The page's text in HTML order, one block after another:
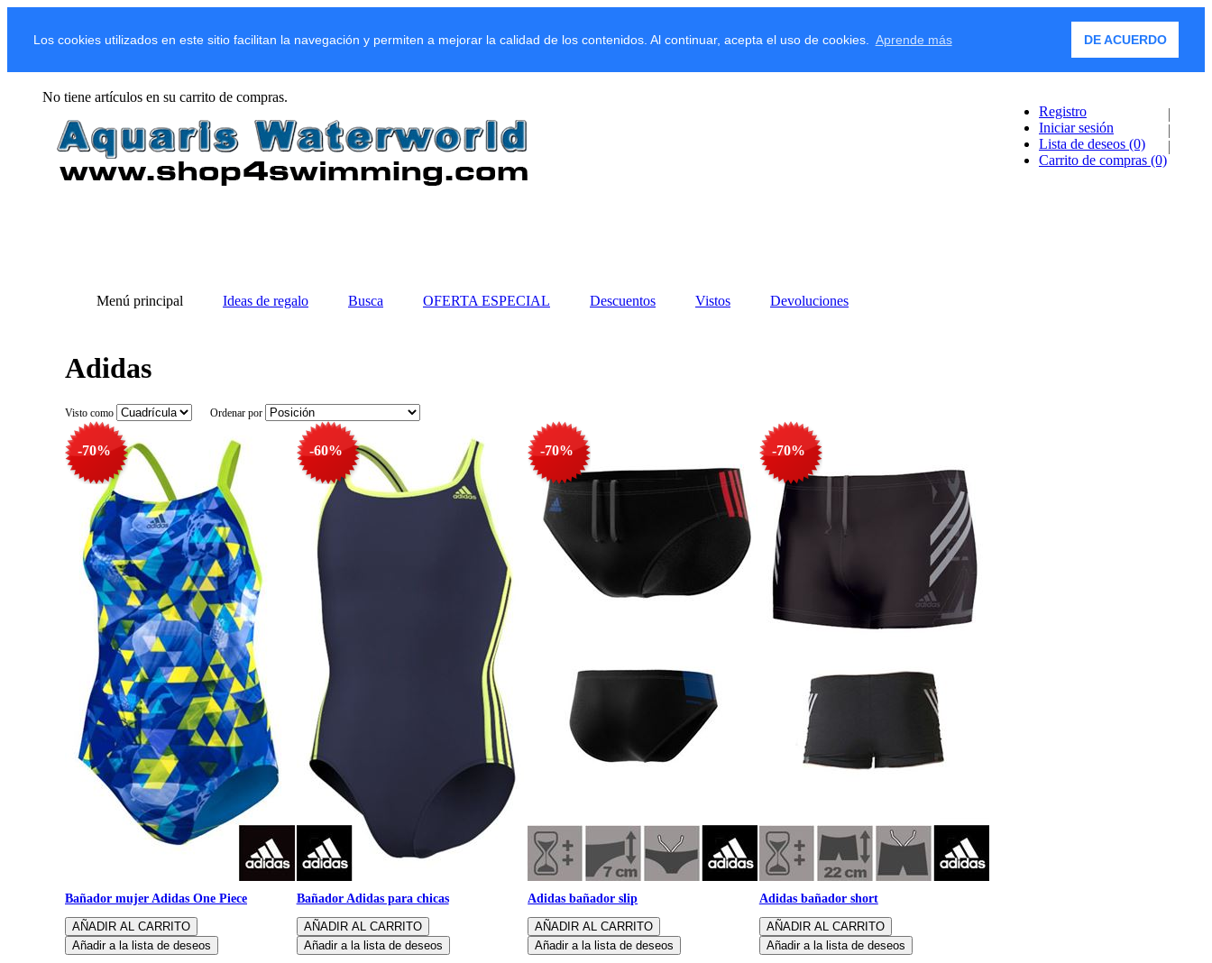
Los cookies utilizados en este sitio facilitan la navegación y permiten a mejorar la calidad de los contenidos. Al continuar, acepta el uso de cookies. Aprende más DE ACUERDO
Registro
Iniciar sesión
Lista de deseos (0)
Carrito de compras (0)
No tiene artículos en su carrito de compras.
Menú principal Ideas de regalo Busca OFERTA ESPECIAL Descuentos Vistos Devoluciones
Adidas
Visto como Ordenar por
-70%
Bañador mujer Adidas One Piece
-60%
Bañador Adidas para chicas
-70%
Adidas bañador slip
-70%
Adidas bañador short